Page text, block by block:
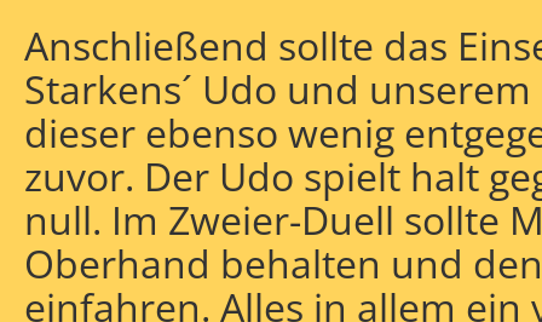
Anschließend sollte das
Starkens´ Udo und
dieser ebenso wenig
zuvor. Der Udo spielt halt
null. Im Zweier-Duell sollte
Oberhand behalten und
einfahren. Alles in allem ein